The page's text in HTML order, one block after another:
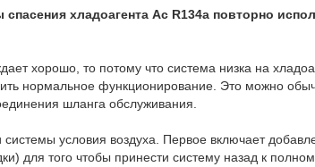
хладоагента Ac R134a повторно
хорошо, то потому что система низка на
нормальное функционирование. Это можно
шланга обслуживания.
условия воздуха. Первое включает
для того чтобы принести систему назад к